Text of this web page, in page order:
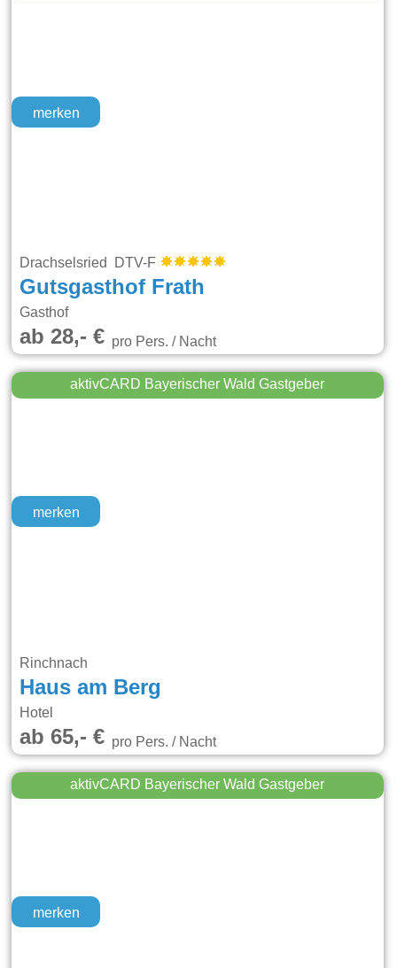
merken
Drachselsried DTV-F
Gutsgasthof Frath
Gasthof
ab 28,- €pro Pers. / Nacht
merken
aktivCARD Bayerischer Wald Gastgeber
Rinchnach
Haus am Berg
Hotel
ab 65,- €pro Pers. / Nacht
merken
aktivCARD Bayerischer Wald Gastgeber